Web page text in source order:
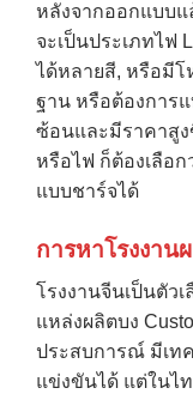
หลังจากออกแบบแ
จะเป็นประเภทไฟ
ได้หลายสี, หรือมี
ฐาน หรือต้องการ
ซ้อนและมีราคาสูง
หรือไฟ ก็ต้องเลือก
แบบชาร์จได้
การหาโรงงาน
โรงงานจีนเป็นตัว
แหล่งผลิตบง
ประสบการณ์ มีเท
แข่งขันได้ แต่ในไ